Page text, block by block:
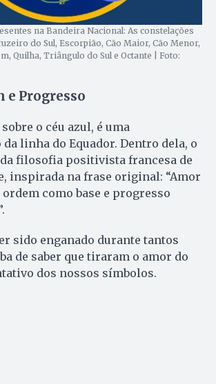
na Bandeira Nacional: As constelações
do Sul, Escorpião, Cão Maior, Cão Menor,
Quilha, Triângulo do Sul e Octante | Foto:
e Progresso
o céu azul, é uma
linha do Equador. Dentro dela, o
filosofia positivista francesa de
inspirada na frase original: “Amor
como base e progresso
sido enganado durante tantos
de saber que tiraram o amor do
dos nossos símbolos.